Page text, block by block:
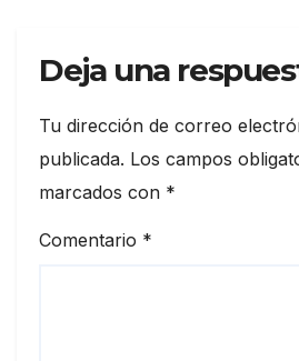
Deja una
Tu dirección de correo
publicada. Los campos
marcados con *
Comentario *